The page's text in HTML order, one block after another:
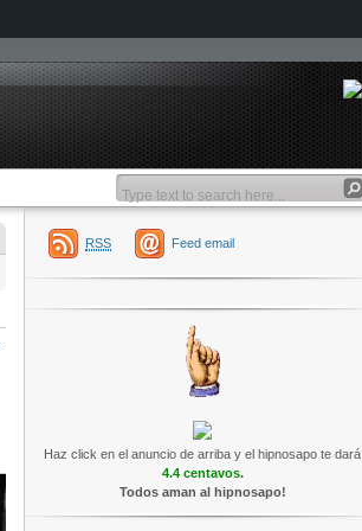
RSS Feed email
Haz click en el anuncio de arriba y el hipnosapo te dará
4.4 centavos.
Todos aman al hipnosapo!